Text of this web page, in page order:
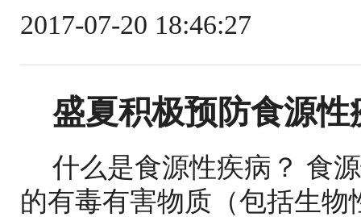
2017-07-20 18:46:27
盛夏积极预防食源性
什么是食源性疾病？ 食
的有毒有害物质（包括生